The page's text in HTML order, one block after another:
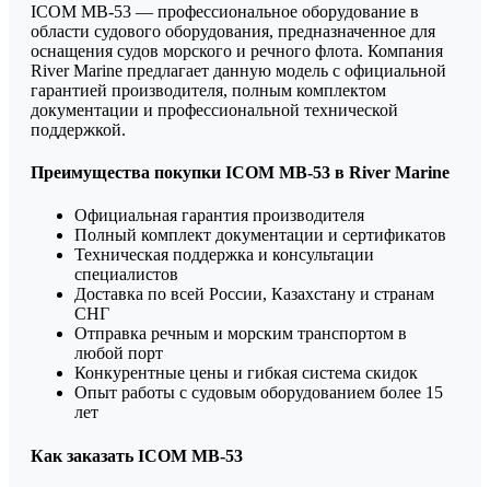
ICOM MB-53 — профессиональное оборудование в
области судового оборудования, предназначенное для
оснащения судов морского и речного флота. Компания
River Marine предлагает данную модель с официальной
гарантией производителя, полным комплектом
документации и профессиональной технической
поддержкой.
Преимущества покупки ICOM MB-53 в River Marine
Официальная гарантия производителя
Полный комплект документации и сертификатов
Техническая поддержка и консультации
специалистов
Доставка по всей России, Казахстану и странам
СНГ
Отправка речным и морским транспортом в
любой порт
Конкурентные цены и гибкая система скидок
Опыт работы с судовым оборудованием более 15
лет
Как заказать ICOM MB-53